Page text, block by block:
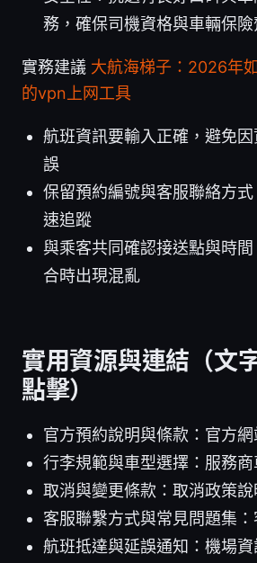
務，確保司機資格與車輛保險
實務建議 大航海梯子：2026年
的vpn上网工具
航班資訊要輸入正確，避免
誤
保留預約編號與客服聯絡方
速追蹤
與乘客共同確認接送點與時
合時出現混亂
實用資源與連結（文
點擊）
官方預約說明與條款：官方
行李規範與車型選擇：服務
取消與變更條款：取消政策說
客服聯繫方式與常見問題集
航班抵達與延誤通知：機場